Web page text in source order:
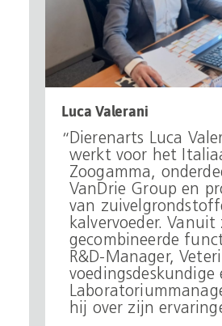
Luca Valerani
Dierenarts Luca
werkt voor het
Zoogamma,
VanDrie Group en
van
kalvervoeder. Vanuit
gecombineerde
R&D-Manager,
voedingsdeskundige
hij over zijn